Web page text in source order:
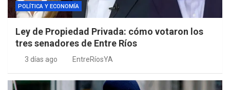
POLÍTICA Y ECONOMÍA
Ley de Propiedad Privada: cómo votaron los
tres senadores de Entre Ríos
3 días ago EntreRíosYA